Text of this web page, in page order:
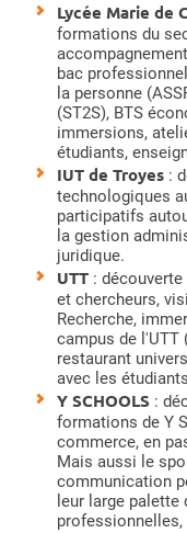
Lycée Marie de
formations du
bac
la personne
(ST2S), BTS
immersions,
étudiants,
IUT de Troyes :
technologiques
participatifs
la gestion
juridique.
UTT :
et chercheurs,
Recherche,
campus de l'UTT
restaurant
avec les
Y SCHOOLS :
formations de Y
commerce, en
Mais aussi le
communication
leur large